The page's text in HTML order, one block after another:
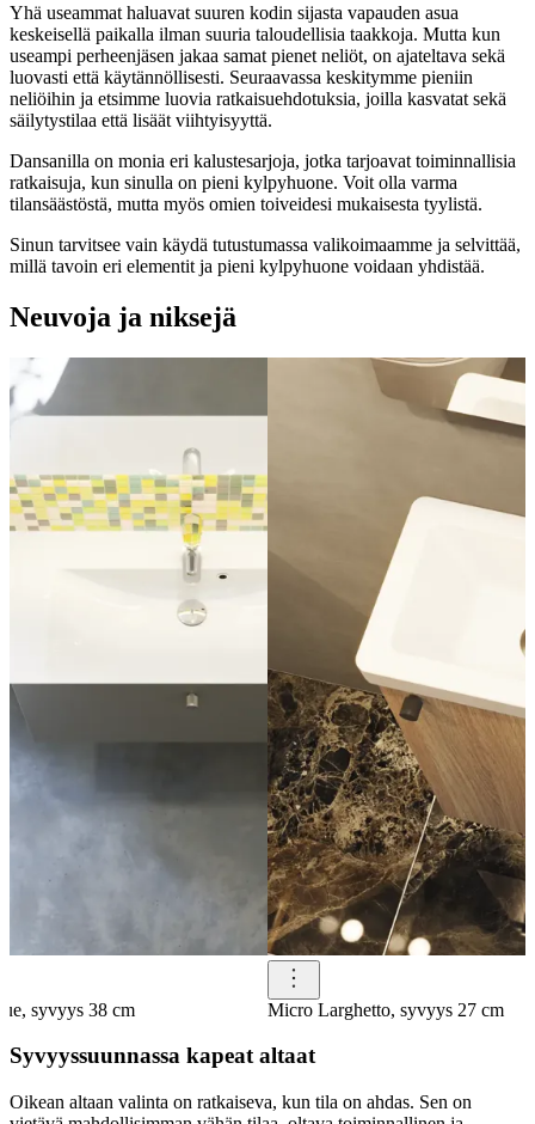
Yhä useammat haluavat suuren kodin sijasta vapauden asua
keskeisellä paikalla ilman suuria taloudellisia taakkoja. Mutta kun
useampi perheenjäsen jakaa samat pienet neliöt, on ajateltava sekä
luovasti että käytännöllisesti. Seuraavassa keskitymme pieniin
neliöihin ja etsimme luovia ratkaisuehdotuksia, joilla kasvatat sekä
säilytystilaa että lisäät viihtyisyyttä.
Dansanilla on monia eri kalustesarjoja, jotka tarjoavat toiminnallisia
ratkaisuja, kun sinulla on pieni kylpyhuone. Voit olla varma
tilansäästöstä, mutta myös omien toiveidesi mukaisesta tyylistä.
Sinun tarvitsee vain käydä tutustumassa valikoimaamme ja selvittää,
millä tavoin eri elementit ja pieni kylpyhuone voidaan yhdistää.
Neuvoja ja niksejä
syvyys 38 cm Micro Larghetto, syvyys 27 cm
Syvyyssuunnassa kapeat altaat
Oikean altaan valinta on ratkaiseva, kun tila on ahdas. Sen on